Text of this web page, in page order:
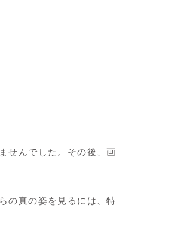
せんでした。その後、画
の真の姿を見るには、特